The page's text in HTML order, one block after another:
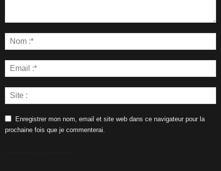
Enregistrer mon nom, email et site web dans ce navigateur pour la
prochaine fois que je commenterai.